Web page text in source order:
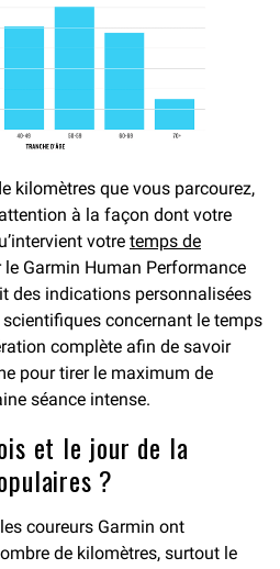
kilomètres que vous parcourez,
à la façon dont votre
votre temps de
le Garmin Human Performance
des indications personnalisées
concernant le temps
complète afin de savoir
pour tirer le maximum de
séance intense.
et le jour de la
?
coureurs Garmin ont
de kilomètres, surtout le